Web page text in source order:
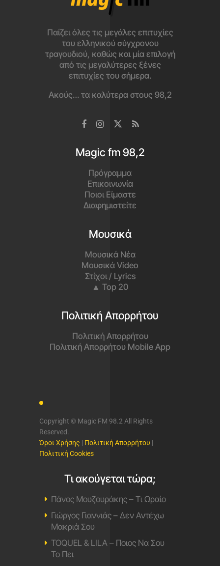
Παίζει όλες τις μεγάλες επιτυχίες
του ελληνικού σύγχρονου
τραγουδιού, καθώς και μία επιλογή
από τις μεγαλύτερες ξένες
επιτυχίες του σήμερα.
Ακούς… τα καλύτερα στους 98,2
Magic fm 98,2
Πρόγραμμα
Επικοινωνία
Ποιοι Είμαστε
Διαφημιστείτε
Μουσικά
Μουσικά Νέα
Μουσικά Video
Στίχοι / Lyrics
▲ Top 20
Πολιτική Απορρήτου
Πολιτική Απορρήτου
Πολιτική Απορρήτου Mobile App
Copyright © Magic FM 98.2 All Rights
Reserved.
Όροι Χρήσης | Πολιτική Απορρήτου |
Πολιτική Cookies
Τι ακούγεται τώρα;
Πάνος Μουζουράκης – Τι Ωραίο
Γιώργος Γιαννιάς – Δεν Αντέχω
Μακριά Σου
TOQUEL & LILA – Ποιος Να Σου
Το Πει